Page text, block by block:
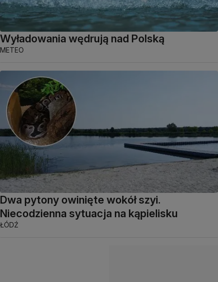
Wyładowania wędrują nad Polską
METEO
Dwa pytony owinięte wokół szyi.
Niecodzienna sytuacja na kąpielisku
ŁÓDŹ